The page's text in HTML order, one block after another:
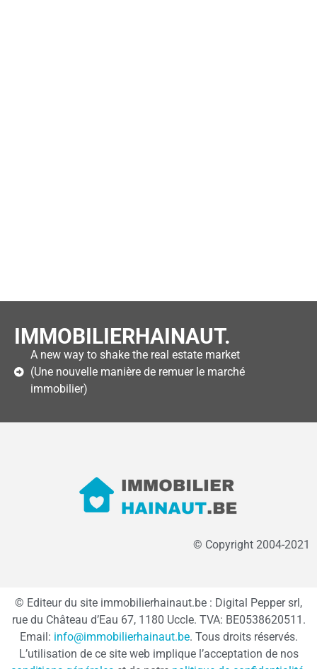
IMMOBILIERHAINAUT.
A new way to shake the real estate market
(Une nouvelle manière de remuer le marché
immobilier)
© Copyright 2004-2021
© Editeur du site immobilierhainaut.be : Digital Pepper srl,
rue du Château d’Eau 67, 1180 Uccle. TVA: BE0538620511.
Email: info@immobilierhainaut.be. Tous droits réservés.
L’utilisation de ce site web implique l’acceptation de nos